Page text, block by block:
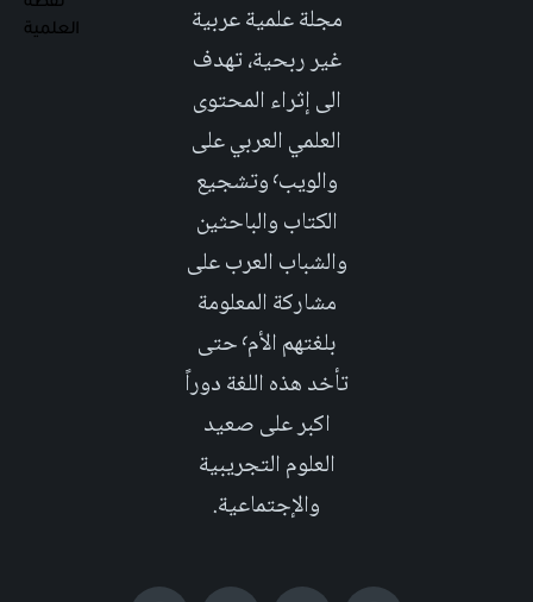
مجلة علمية عربية
غير ربحية، تهدف
الى إثراء المحتوى
العلمي العربي على
والويب٬ وتشجيع
الكتاب والباحثين
والشباب العرب على
مشاركة المعلومة
بلغتهم الأم٬ حتى
تأخد هذه اللغة دوراً
اكبر على صعيد
العلوم التجريبية
والإجتماعية.